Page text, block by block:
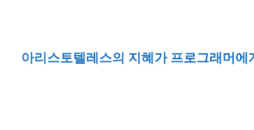
아리스토텔레스의 지혜가 프로그래머에